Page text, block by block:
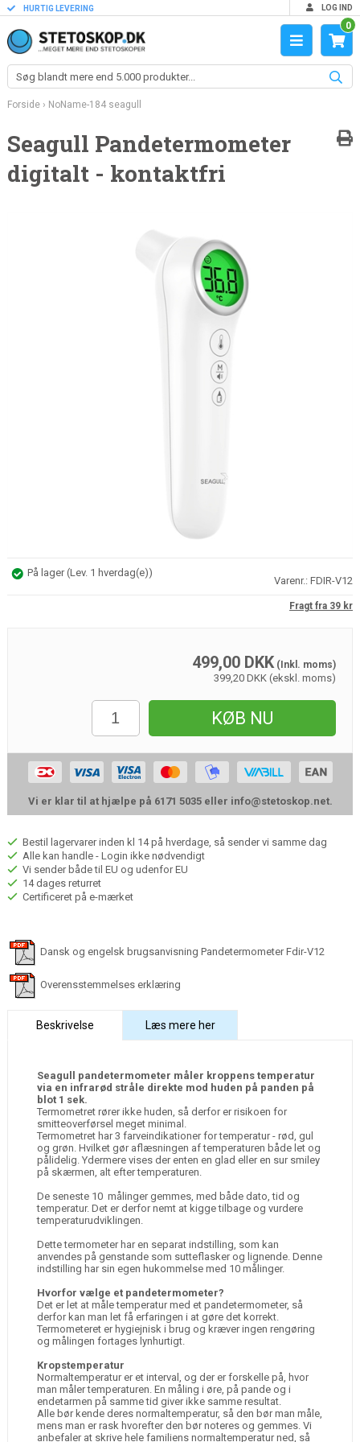
HURTIG LEVERING LOG IND
0
Forside› NoName-184 seagull
Seagull Pandetermometer
digitalt - kontaktfri
På lager(Lev. 1 hverdag(e))
Varenr.:FDIR-V12
Fragt fra 39 kr
499,00 DKK(Inkl. moms)
399,20 DKK (ekskl. moms)
KØB NU
Vi er klar til at hjælpe på 6171 5035 eller info@stetoskop.net.
Bestil lagervarer inden kl 14 på hverdage, så sender vi samme dag
Alle kan handle - Login ikke nødvendigt
Vi sender både til EU og udenfor EU
14 dages returret
Certificeret på e-mærket
Dansk og engelsk brugsanvisning Pandetermometer Fdir-V12
Overensstemmelses erklæring
Beskrivelse Læs mere her
Seagull pandetermometer måler kroppens temperatur
via en infrarød stråle direkte mod huden på panden på
blot 1 sek.
Termometret rører ikke huden, så derfor er risikoen for
smitteoverførsel meget minimal.
Termometret har 3 farveindikationer for temperatur - rød, gul
og grøn. Hvilket gør aflæsningen af temperaturen både let og
pålidelig. Ydermere vises der enten en glad eller en sur smiley
på skærmen, alt efter temperaturen.
De seneste 10 målinger gemmes, med både dato, tid og
temperatur. Det er derfor nemt at kigge tilbage og vurdere
temperaturudviklingen.
Dette termometer har en separat indstilling, som kan
anvendes på genstande som sutteflasker og lignende. Denne
indstilling har sin egen hukommelse med 10 målinger.
Hvorfor vælge et pandetermometer?
Det er let at måle temperatur med et pandetermometer, så
derfor kan man let få erfaringen i at gøre det korrekt.
Termometeret er hygiejnisk i brug og kræver ingen rengøring
og målingen fortages lynhurtigt.
Kropstemperatur
Normaltemperatur er et interval, og der er forskelle på, hvor
man måler temperaturen. En måling i øre, på pande og i
endetarmen på samme tid giver ikke samme resultat.
Alle bør kende deres normaltemperatur, så den bør man måle,
mens man er rask hvorefter den bør noteres og gemmes. Vi
anbefaler at skrive hele familiens normaltemperatur ned, så